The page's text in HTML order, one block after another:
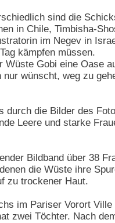
sind die
in Chile, Timbisha-
im Negev in
kämpfen müssen.
Gobi eine Oase
wünscht, weg zu
die Bilder des
Leere und starke
Bildband über 38
die Wüste ihre
zu trockener Haut.
im Pariser Vorort
zwei Töchter. Nach